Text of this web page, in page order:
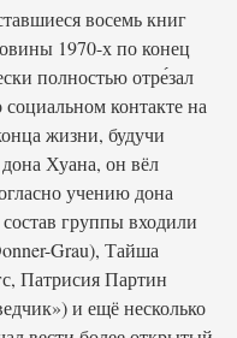
восемь книг
1970-х по конец
полностью отре́зал
контакте на
жизни, будучи
Хуана, он вёл
учению дона
группы входили
Grau), Тайша
Патрисия Партин
и ещё несколько